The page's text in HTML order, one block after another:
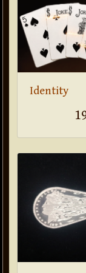
Identity